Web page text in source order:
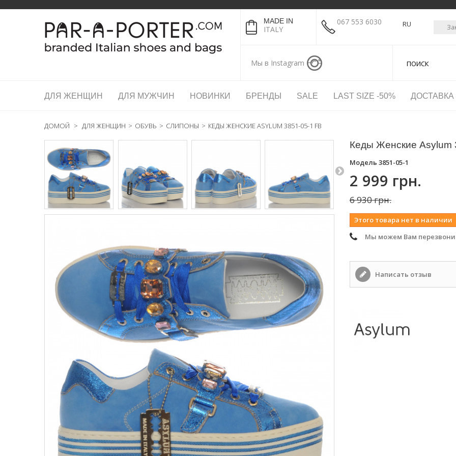
MADE IN
ITALY
067 553 6030
Мы в Instagram
RU
ДЛЯ ЖЕНЩИН ДЛЯ МУЖЧИН НОВИНКИ БРЕНДЫ SALE LAST SIZE -50%
ДОМОЙ > ДЛЯ ЖЕНЩИН > ОБУВЬ > СЛИПОНЫ > КЕДЫ ЖЕНСКИЕ ASYLUM 3851-05-1 FB
Кеды Женские Asylum
Модель 3851-05-1
2 999 грн.
6 930 грн.
Этого товара нет в наличии
Мы можем Вам
Написать отзыв